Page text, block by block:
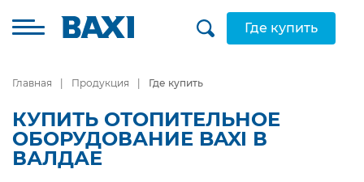
Где купить
Главная Продукция Где купить
КУПИТЬ ОТОПИТЕЛЬНОЕ
ОБОРУДОВАНИЕ BAXI В
ВАЛДАЕ